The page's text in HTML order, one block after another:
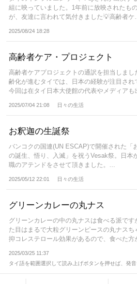
組に映っていました。1年前に放映されたも
が、友達に言われて気付きました💡⁡高齢者ケ
2025/08/24 18:28
高齢者ケア・プロジェクト
高齢者ケアプロジェクトの通訳を担当しまし
齢化が進むタイでは、日本の経験が注目され
今回は在タイ日本大使館の代表やメディアも
2025/07/04 21:08 日々の生活
お釈迦の生誕祭
バンコクの国連(UN ESCAP)で開催された「
の誕生、悟り、入滅」を祝うVesak祭。日本
職のアテンドをさせて頂きました。...
2025/05/12 22:01 日々の生活
グリーンカレーの丸ナス
グリーンカレーの中の丸ナスは食べる派です
た目はまるで大粒グリーンピースの丸ナスち
抑コレステロール効果があるので、食べた方
2025/03/25 11:37
タイ語を範囲選択して読み上げボタンを押せば、発音